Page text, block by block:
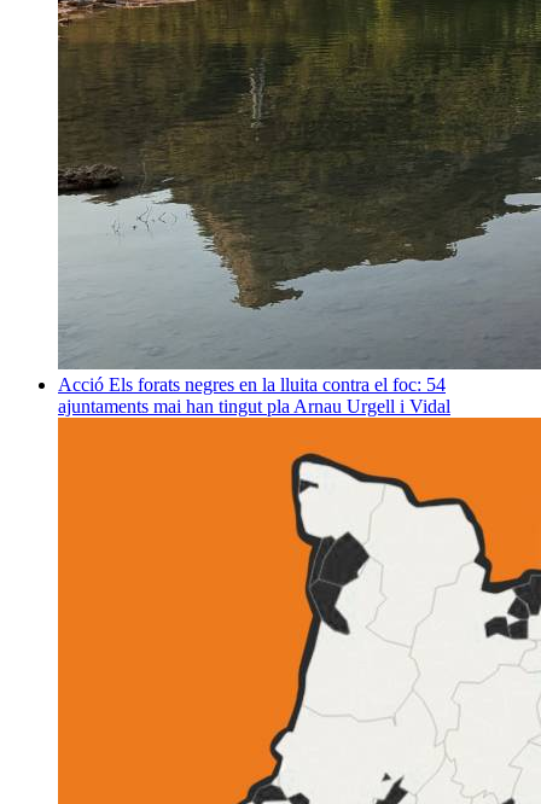
Acció Els forats negres en la lluita contra el foc: 54
ajuntaments mai han tingut pla Arnau Urgell i Vidal